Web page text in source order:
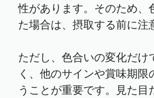
性があります。そのため、
た場合は、摂取する前に注
ただし、色合いの変化だけ
く、他のサインや賞味期
うことが重要です。見た目